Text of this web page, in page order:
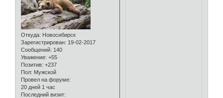
Откуда: Новосибирск
Зарегистрирован: 19-02-2017
Сообщений: 140
Уважение: +55
Позитив: +237
Пол: Мужской
Провел на форуме:
20 дней 1 час
Последний визит: